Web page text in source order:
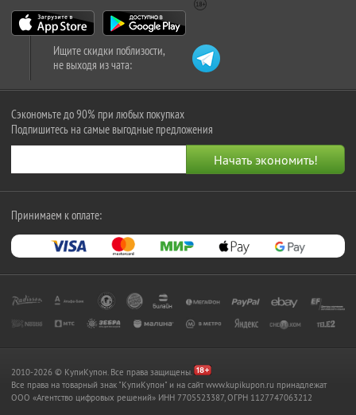
Ищите скидки поблизости,
не выходя из чата:
Сэкономьте до 90% при любых покупках
Подпишитесь на самые выгодные предложения
Принимаем к оплате:
2010-2026 © КупиКупон. Все права защищены.
Все права на товарный знак "КупиКупон" и на сайт www.kupikupon.ru принадлежат
OOO «Агентство цифровых решений» ИНН 7705523387, ОГРН 1127747063212